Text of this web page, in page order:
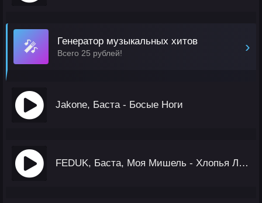
🎤 Генератор музыкальных хитов
Всего 25 рублей! ›
Jakone, Баста - Босые Ноги
FEDUK, Баста, Моя Мишель - Хлопья Летят Наверх